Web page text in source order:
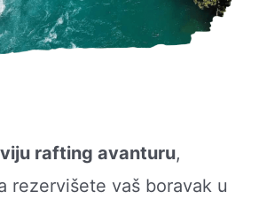
rafting avanturu,
rezervišete vaš boravak u